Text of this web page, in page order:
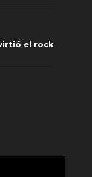
el rock